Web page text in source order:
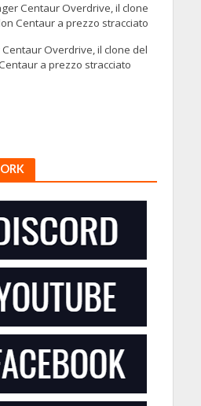
Centaur Overdrive, il clone
Centaur a prezzo stracciato
Overdrive, il clone del
a prezzo stracciato